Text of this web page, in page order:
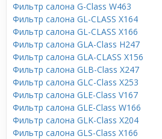
Фильтр салона G-Class W463
Фильтр салона GL-CLASS X164
Фильтр салона GL-CLASS X166
Фильтр салона GLA-Class H247
Фильтр салона GLA-CLASS X156
Фильтр салона GLB-Class X247
Фильтр салона GLC-Class X253
Фильтр салона GLE-Class V167
Фильтр салона GLE-Class W166
Фильтр салона GLK-Class X204
Фильтр салона GLS-Class X166